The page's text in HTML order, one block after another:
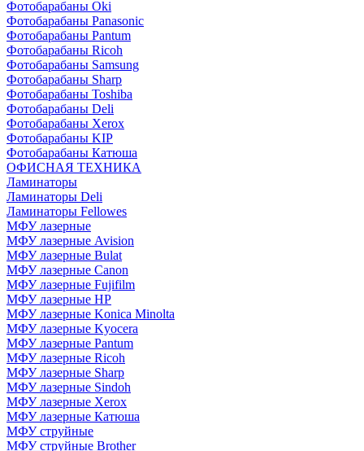
Фотобарабаны Oki
Фотобарабаны Panasonic
Фотобарабаны Pantum
Фотобарабаны Ricoh
Фотобарабаны Samsung
Фотобарабаны Sharp
Фотобарабаны Toshiba
Фотобарабаны Deli
Фотобарабаны Xerox
Фотобарабаны KIP
Фотобарабаны Катюша
ОФИСНАЯ ТЕХНИКА
Ламинаторы
Ламинаторы Deli
Ламинаторы Fellowes
МФУ лазерные
МФУ лазерные Avision
МФУ лазерные Bulat
МФУ лазерные Canon
МФУ лазерные Fujifilm
МФУ лазерные HP
МФУ лазерные Konica Minolta
МФУ лазерные Kyocera
МФУ лазерные Pantum
МФУ лазерные Ricoh
МФУ лазерные Sharp
МФУ лазерные Sindoh
МФУ лазерные Xerox
МФУ лазерные Катюша
МФУ струйные
МФУ струйные Brother